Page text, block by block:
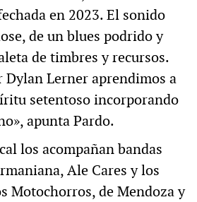
en 2023. El sonido
de un blues podrido y
de timbres y recursos.
Dylan Lerner aprendimos a
setentoso incorporando
apunta Pardo.
los acompañan bandas
Ale Cares y los
Motochorros, de Mendoza y